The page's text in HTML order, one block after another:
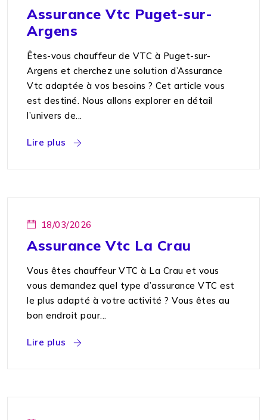
Assurance Vtc Puget-sur-
Argens
Êtes-vous chauffeur de VTC à Puget-sur-
Argens et cherchez une solution d’Assurance
Vtc adaptée à vos besoins ? Cet article vous
est destiné. Nous allons explorer en détail
l’univers de...
Lire plus
18/03/2026
Assurance Vtc La Crau
Vous êtes chauffeur VTC à La Crau et vous
vous demandez quel type d’assurance VTC est
le plus adapté à votre activité ? Vous êtes au
bon endroit pour...
Lire plus